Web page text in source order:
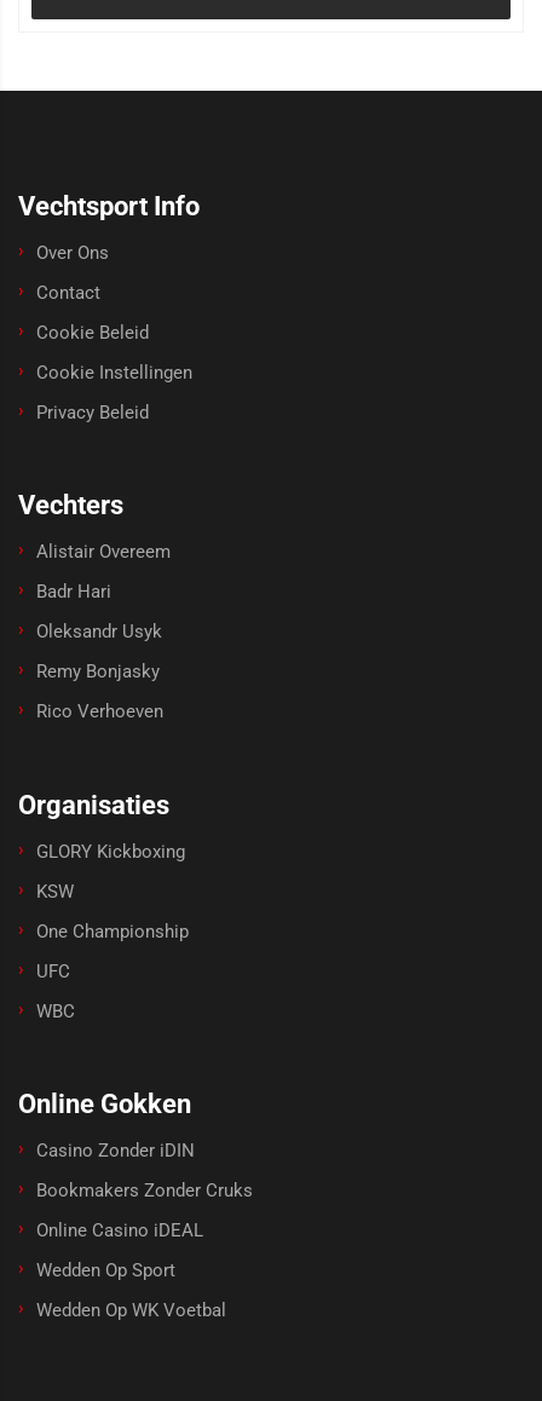
Vechtsport Info
Over Ons
Contact
Cookie Beleid
Cookie Instellingen
Privacy Beleid
Vechters
Alistair Overeem
Badr Hari
Oleksandr Usyk
Remy Bonjasky
Rico Verhoeven
Organisaties
GLORY Kickboxing
KSW
One Championship
UFC
WBC
Online Gokken
Casino Zonder iDIN
Bookmakers Zonder Cruks
Online Casino iDEAL
Wedden Op Sport
Wedden Op WK Voetbal